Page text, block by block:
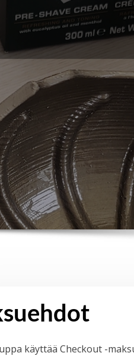
käyttää Checkout -